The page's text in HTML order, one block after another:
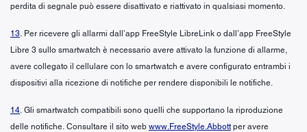
perdita di segnale può essere disattivato e riattivato in qualsiasi momento.
13. Per ricevere gli allarmi dall’app FreeStyle LibreLink o dall’app FreeStyle
Libre 3 sullo smartwatch è necessario avere attivato la funzione di allarme,
avere collegato il cellulare con lo smartwatch e avere configurato entrambi i
dispositivi alla ricezione di notifiche per rendere disponibili le notifiche.
14. Gli smartwatch compatibili sono quelli che supportano la riproduzione
delle notifiche. Consultare il sito web www.FreeStyle.Abbott per avere